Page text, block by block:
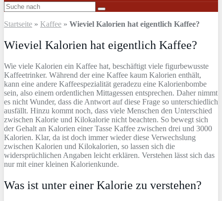
Startseite » Kaffee » Wieviel Kalorien hat eigentlich Kaffee?
Wieviel Kalorien hat eigentlich Kaffee?
Wie viele Kalorien ein Kaffee hat, beschäftigt viele figurbewusste
Kaffeetrinker. Während der eine Kaffee kaum Kalorien enthält,
kann eine andere Kaffeespezialität geradezu eine Kalorienbombe
sein, also einem ordentlichen Mittagessen entsprechen. Daher nimmt
es nicht Wunder, dass die Antwort auf diese Frage so unterschiedlich
ausfällt. Hinzu kommt noch, dass viele Menschen den Unterschied
zwischen Kalorie und Kilokalorie nicht beachten. So bewegt sich
der Gehalt an Kalorien einer Tasse Kaffee zwischen drei und 3000
Kalorien. Klar, da ist doch immer wieder diese Verwechslung
zwischen Kalorien und Kilokalorien, so lassen sich die
widersprüchlichen Angaben leicht erklären. Verstehen lässt sich das
nur mit einer kleinen Kalorienkunde.
Was ist unter einer Kalorie zu verstehen?